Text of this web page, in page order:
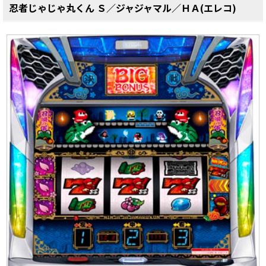
忍者じゃじゃ丸くん Ｓ／ジャジャマル／ＨＡ(エレコ)